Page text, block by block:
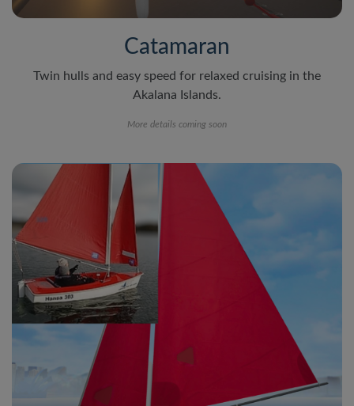
Catamaran
Twin hulls and easy speed for relaxed cruising in the
Akalana Islands.
More details coming soon